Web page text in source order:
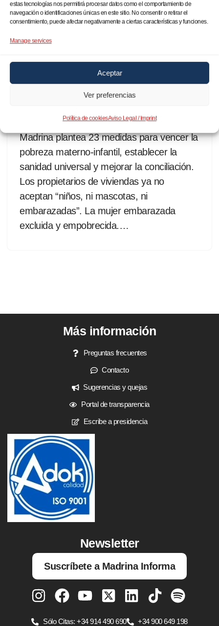
estas tecnologías nos permitirá procesar datos como el comportamiento de
navegación o identificaciones únicas en este sitio. No consentir o retirar el
consentimiento, puede afectar negativamente a ciertas características y funciones.
Manage services
Aceptar
Ver preferencias
Política de cookiesAviso Legal / Imprint
Aumento de la pobreza materno-
infantil en España, provoca un
creciente mercado negro de
okupaciones y de empadronamientos
Madrina plantea 23 medidas para vencer la
pobreza materno-infantil, establecer la
sanidad universal y mejorar la conciliación.
Los propietarios de viviendas ya no
aceptan “niños, ni mascotas, ni
embarazadas”. La mujer embarazada
excluida y empobrecida.…
Más información
Preguntas frecuentes
Contacto
Sugerencias y quejas
Portal de transparencia
Escribe a presidencia
Newsletter
Suscríbete a Madrina Informa
Sólo Citas: +34 914 490 690 +34 900 649 198